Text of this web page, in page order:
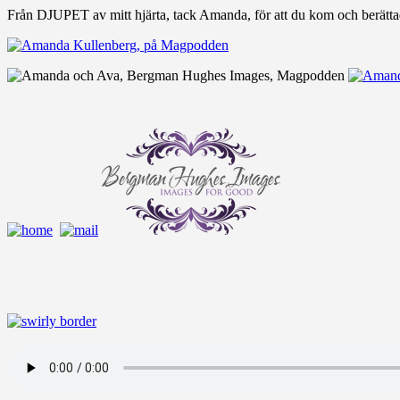
Från DJUPET av mitt hjärta, tack Amanda, för att du kom och